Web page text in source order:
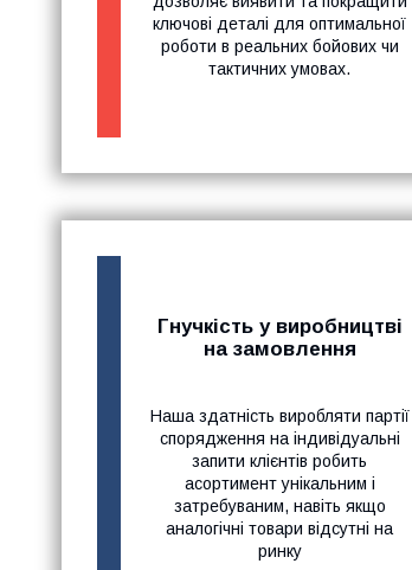
ключові деталі для оптимальної
роботи в реальних бойових чи
тактичних умовах.
Гнучкість у виробництві
на замовлення
Наша здатність виробляти партії
спорядження на індивідуальні
запити клієнтів робить
асортимент унікальним і
затребуваним, навіть якщо
аналогічні товари відсутні на
ринку